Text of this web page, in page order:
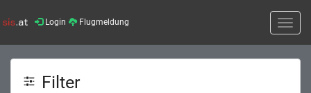
Login Flugmeldung
Toggle
Filter